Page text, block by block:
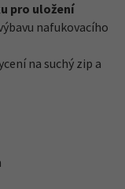
pro uložení
nafukovacího
na suchý zip a